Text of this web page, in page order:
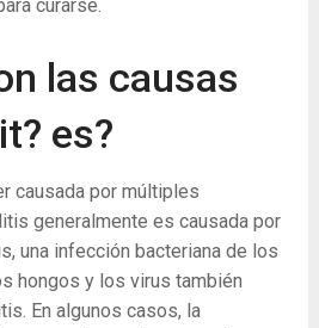
curarse.
las causas
es?
causada por múltiples
generalmente es causada por
una infección bacteriana de los
hongos y los virus también
En algunos casos, la